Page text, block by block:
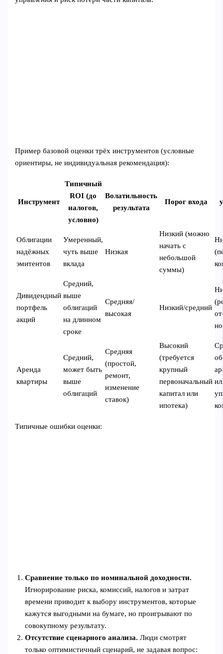
Пример базовой оценки трёх инструментов (условные
ориентиры, не индивидуальная рекомендация):
Инструмент
Типичный
ROI (до
налогов,
условно)
Волатильность
результата
Порог входа
Облигации
надёжных
эмитентов
Умеренный,
чуть выше
вклада
Низкая
Низкий (можно
начать с
небольшой
суммы)
Дивидендный
портфель
акций
Средний,
выше
облигаций
на длинном
сроке
Средняя/
высокая
Низкий/средний
Аренда
квартиры
Средний,
может быть
выше
облигаций
Средняя
(простой,
ремонт,
изменение
ставок)
Высокий
(требуется
крупный
первоначальный
капитал или
ипотека)
Типичные ошибки оценки:
Сравнение только по номинальной доходности.
Игнорирование риска, комиссий, налогов и затрат
времени приводит к выбору инструментов, которые
кажутся выгодными на бумаге, но проигрывают по
совокупному результату.
Отсутствие сценарного анализа. Люди смотрят
только оптимистичный сценарий, не задавая вопрос: